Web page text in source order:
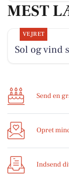
MEST
VEJRET
Sol og vind
Send en
Opret
Indsend